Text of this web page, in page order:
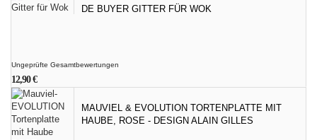
DE BUYER GITTER FÜR WOK
Ungeprüfte Gesamtbewertungen
12,90€
MAUVIEL & EVOLUTION TORTENPLATTE MIT
HAUBE, ROSE - DESIGN ALAIN GILLES